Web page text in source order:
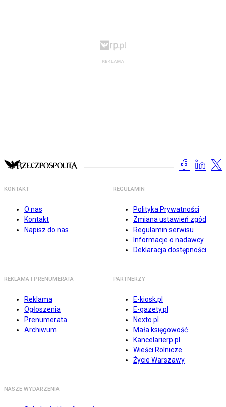
KONTAKT
O nas
Kontakt
Napisz do nas
REGULAMIN
Polityka Prywatności
Zmiana ustawień zgód
Regulamin serwisu
Informacje o nadawcy
Deklaracja dostępności
REKLAMA I PRENUMERATA
Reklama
Ogłoszenia
Prenumerata
Archiwum
PARTNERZY
E-kiosk.pl
E-gazety.pl
Nexto.pl
Mała księgowość
Kancelarierp.pl
Wieści Rolnicze
Życie Warszawy
NASZE WYDARZENIA